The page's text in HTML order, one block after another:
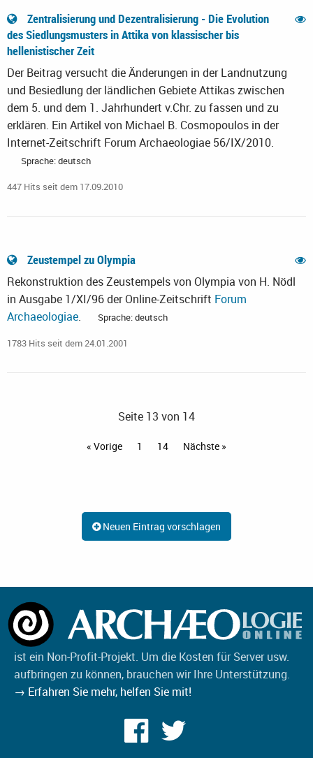
Zentralisierung und Dezentralisierung - Die Evolution
des Siedlungsmusters in Attika von klassischer bis
hellenistischer Zeit
Der Beitrag versucht die Änderungen in der Landnutzung
und Besiedlung der ländlichen Gebiete Attikas zwischen
dem 5. und dem 1. Jahrhundert v.Chr. zu fassen und zu
erklären. Ein Artikel von Michael B. Cosmopoulos in der
Internet-Zeitschrift Forum Archaeologiae 56/IX/2010.
Sprache: deutsch
447 Hits seit dem 17.09.2010
Zeustempel zu Olympia
Rekonstruktion des Zeustempels von Olympia von H. Nödl
in Ausgabe 1/XI/96 der Online-Zeitschrift Forum
Archaeologiae. Sprache: deutsch
1783 Hits seit dem 24.01.2001
Seite 13 von 14
« Vorige 1 14 Nächste »
Neuen Eintrag vorschlagen
ist ein Non-Profit-Projekt. Um die Kosten für Server usw.
aufbringen zu können, brauchen wir Ihre Unterstützung.
→ Erfahren Sie mehr, helfen Sie mit!